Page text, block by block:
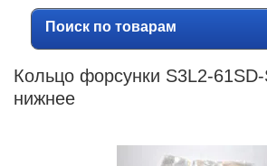
Поиск по товарам
Кольцо форсунки S3L2-
нижнее